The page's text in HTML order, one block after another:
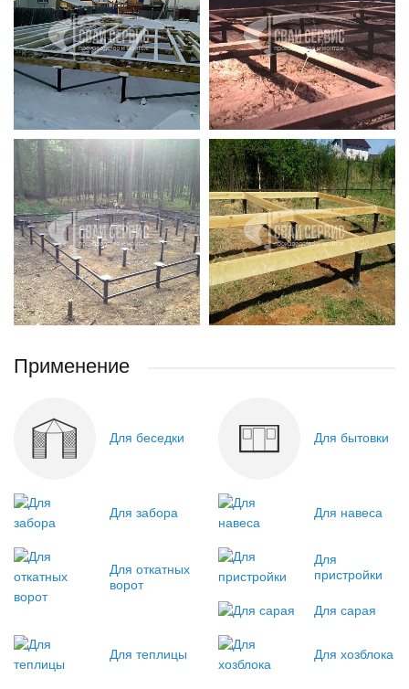
Применение
Для беседки Для бытовки
Для забора Для навеса
Для откатных
ворот
Для
пристройки
Для сарая
Для теплицы Для хозблока